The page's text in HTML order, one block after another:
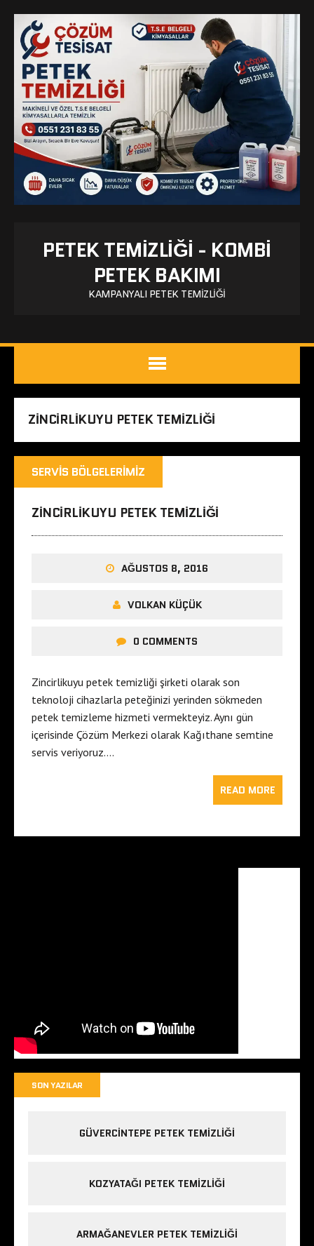
PETEK TEMIZLIĞI - KOMBI
PETEK BAKIMI
KAMPANYALI PETEK TEMIZLIĞI
ZINCIRLIKUYU PETEK TEMIZLIĞI
SERVIS BÖLGELERIMIZ
ZINCIRLIKUYU PETEK TEMIZLIĞI
AĞUSTOS 8, 2016
VOLKAN KÜÇÜK
0 COMMENTS
Zincirlikuyu petek temizliği şirketi olarak son
teknoloji cihazlarla peteğinizi yerinden sökmeden
petek temizleme hizmeti vermekteyiz. Aynı gün
içerisinde Çözüm Merkezi olarak Kağıthane semtine
servis veriyoruz….
READ MORE
SON YAZILAR
GÜVERCINTEPE PETEK TEMIZLIĞI
KOZYATAĞI PETEK TEMIZLIĞI
ARMAĞANEVLER PETEK TEMIZLIĞI